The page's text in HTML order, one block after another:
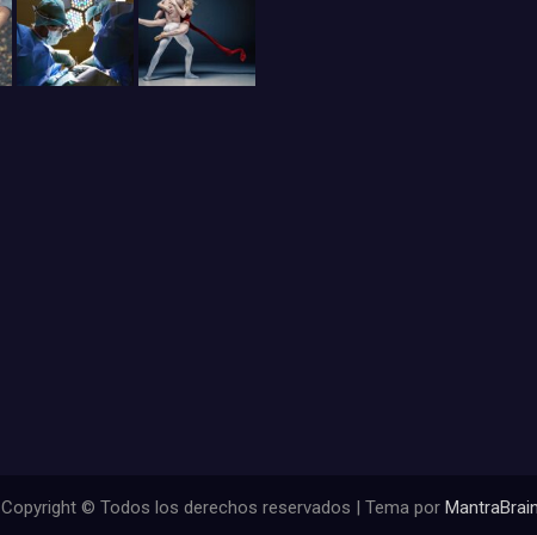
Copyright © Todos los derechos reservados | Tema por